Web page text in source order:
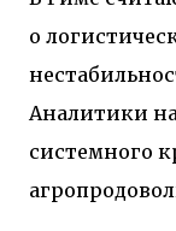
о
Аналитики
системного